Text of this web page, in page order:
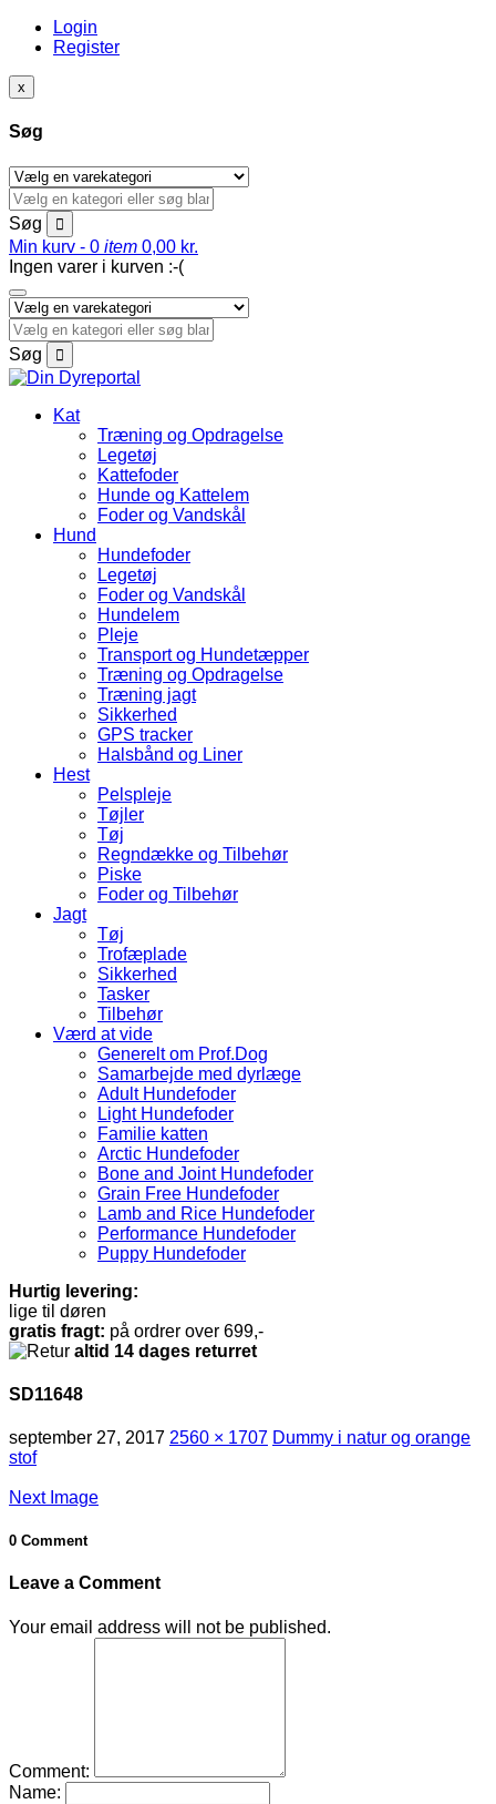
Login
Register
x
Søg
Søg
Min kurv - 0 item 0,00 kr.
Ingen varer i kurven :-(
Søg
Kat
Træning og Opdragelse
Legetøj
Kattefoder
Hunde og Kattelem
Foder og Vandskål
Hund
Hundefoder
Legetøj
Foder og Vandskål
Hundelem
Pleje
Transport og Hundetæpper
Træning og Opdragelse
Træning jagt
Sikkerhed
GPS tracker
Halsbånd og Liner
Hest
Pelspleje
Tøjler
Tøj
Regndække og Tilbehør
Piske
Foder og Tilbehør
Jagt
Tøj
Trofæplade
Sikkerhed
Tasker
Tilbehør
Værd at vide
Generelt om Prof.Dog
Samarbejde med dyrlæge
Adult Hundefoder
Light Hundefoder
Familie katten
Arctic Hundefoder
Bone and Joint Hundefoder
Grain Free Hundefoder
Lamb and Rice Hundefoder
Performance Hundefoder
Puppy Hundefoder
Hurtig levering:
lige til døren
gratis fragt: på ordrer over 699,-
altid 14 dages returret
SD11648
september 27, 2017 2560 × 1707 Dummy i natur og orange
stof
Next Image
0 Comment
Leave a Comment
Your email address will not be published.
Comment:
Name: